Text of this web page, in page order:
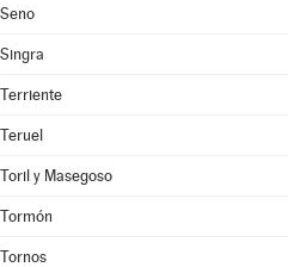
Seno
Singra
Terriente
Teruel
Toril y Masegoso
Tormón
Tornos